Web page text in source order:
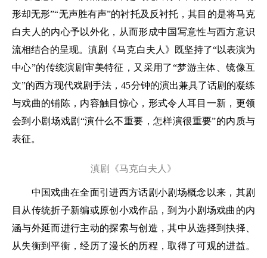
形却无形”“无声胜有声”的衬托及反衬托，其目的是将马克
白夫人的内心予以外化，从而形成中国写意性与西方意识
流相结合的呈现。滇剧《马克白夫人》既坚持了“以表演为
中心”的传统演剧审美特征，又采用了“梦游主体、镜像互
文”的西方现代戏剧手法，45分钟的演出兼具了话剧的凝练
与戏曲的铺陈，内容触目惊心，形式令人耳目一新，更领
会到小剧场戏剧“演什么不重要，怎样演很重要”的内质与
表征。
滇剧《马克白夫人》
中国戏曲在全面引进西方话剧小剧场概念以来，其剧
目从传统折子新编或原创小戏作品，到为小剧场戏曲的内
涵与外延而进行主动的探索与创造，其中从选择到抉择、
从失衡到平衡，经历了漫长的历程，取得了可观的进益。